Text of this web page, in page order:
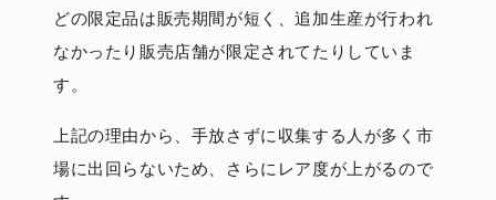
どの限定品は販売期間が短く、追加生産が行われ
なかったり販売店舗が限定されてたりしていま
す。
上記の理由から、手放さずに収集する人が多く市
場に出回らないため、さらにレア度が上がるので